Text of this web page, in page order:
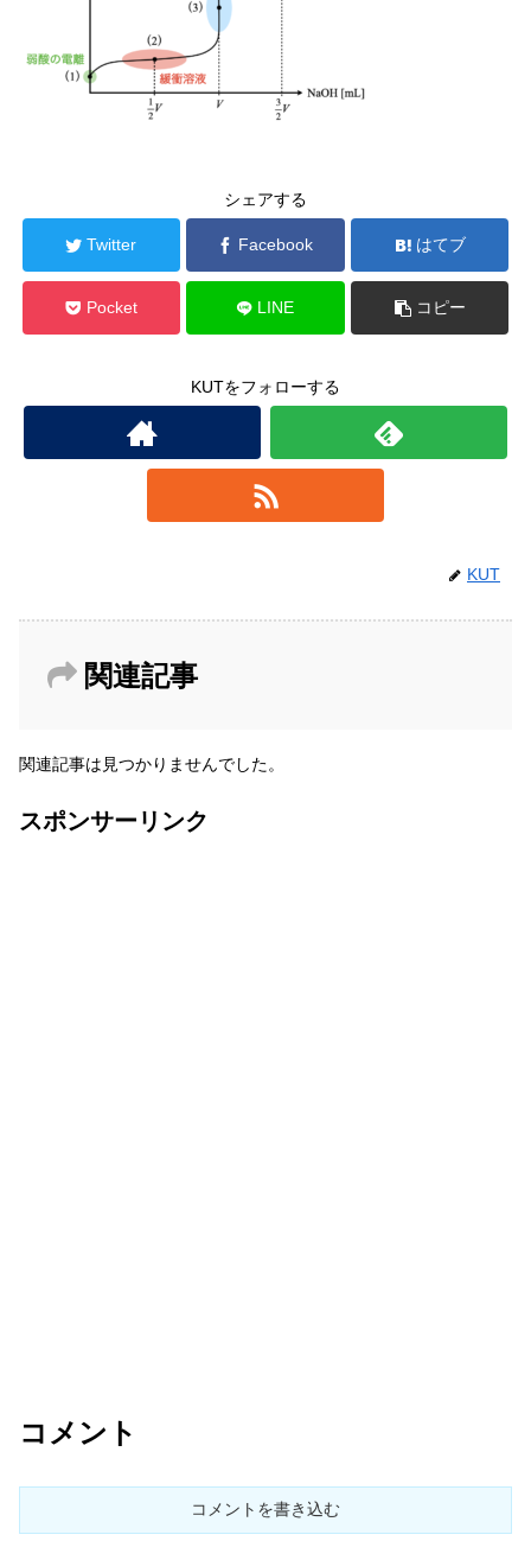
シェアする
Twitter Facebook はてブ
Pocket LINE コピー
KUTをフォローする
KUT
関連記事
関連記事は見つかりませんでした。
スポンサーリンク
コメント
コメントを書き込む